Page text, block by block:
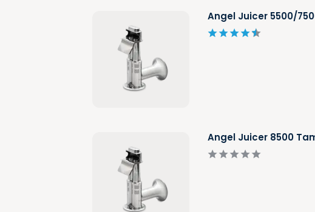
Angel Juicer 5500/
Angel Juicer 8500